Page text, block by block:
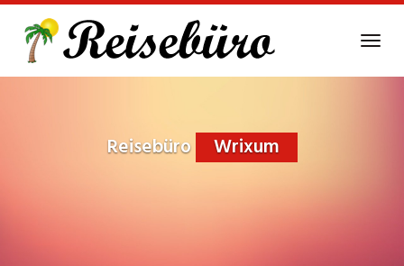
main
Reisebüro Wrixum